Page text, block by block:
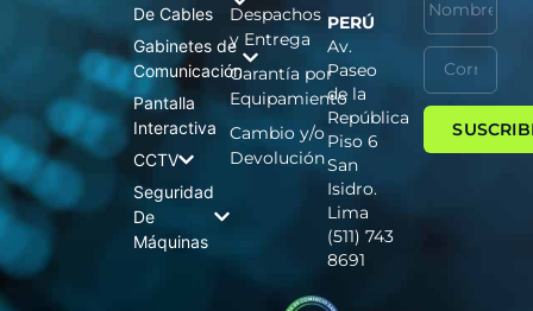
De Cables
Gabinetes de
Comunicación
Pantalla
Interactiva
CCTV
Seguridad
De
Máquinas
Despachos
y Entrega
Garantía por
Equipamiento
Cambio y/o
Devolución
PERÚ
Av.
Paseo
de la
República
Piso 6
San
Isidro.
Lima
(511) 743
8691